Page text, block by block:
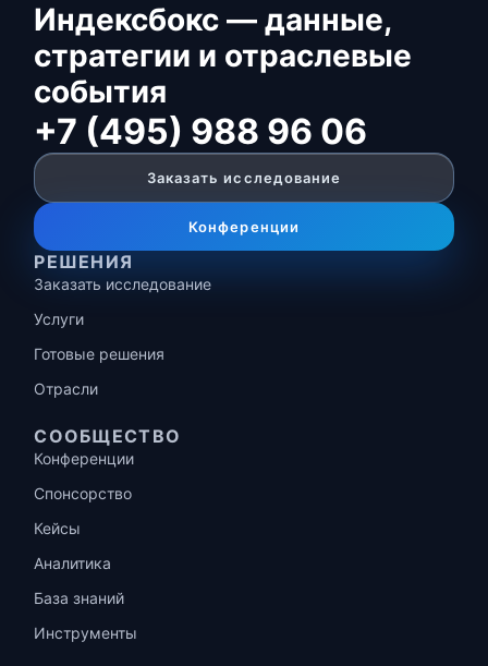
Индексбокс — данные,
стратегии и отраслевые
события
+7 (495) 988 96 06
Заказать исследование
Конференции
РЕШЕНИЯ
Заказать исследование
Услуги
Готовые решения
Отрасли
СООБЩЕСТВО
Конференции
Спонсорство
Кейсы
Аналитика
База знаний
Инструменты